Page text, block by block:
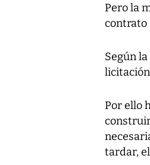
Pero la
contrato
Según
Por ello
tardar,